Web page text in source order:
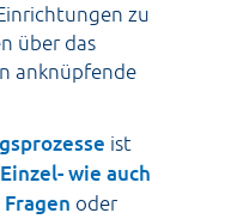
zu
über das
anknüpfende
ist
Einzel- wie auch
Fragen oder